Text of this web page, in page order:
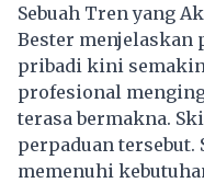
Sebuah Tren yang
Bester menjelaskan
pribadi kini
profesional
terasa bermakna.
perpaduan
memenuhi